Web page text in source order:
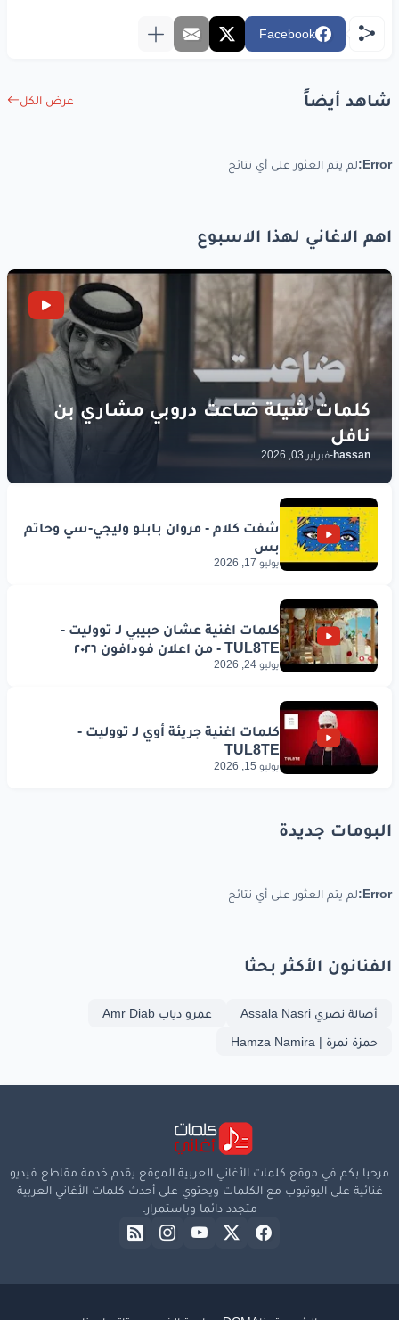
Facebook
شاهد أيضاً عرض الكل
Error: لم يتم العثور على أي نتائج
اهم الاغاني لهذا الاسبوع
hassan
-فبراير 03, 2026
يوليو 17, 2026
يوليو 24, 2026
يوليو 15, 2026
البومات جديدة
Error: لم يتم العثور على أي نتائج
الفنانون الأكثر بحثا
أصالة نصري Assala Nasri
عمرو دياب Amr Diab
حمزة نمرة | Hamza Namira
مرحبا بكم في موقع كلمات الأغاني العربية الموقع يقدم خدمة مقاطع فيديو
غنائية على اليوتيوب مع الكلمات ويحتوي على أحدث كلمات الأغاني العربية
متجدد دائما وباستمرار.